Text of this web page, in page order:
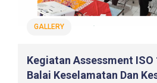
GALLERY
Kegiatan Assessment ISO
Balai Keselamatan Dan